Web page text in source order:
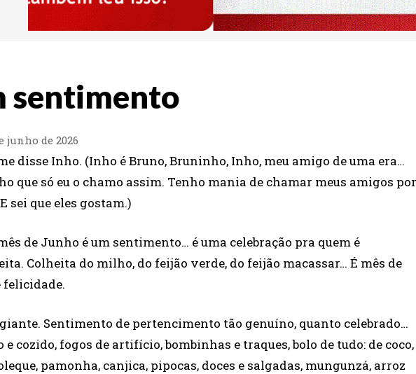
sentimento
junho de 2026
disse Inho. (Inho é Bruno, Bruninho, Inho, meu amigo de uma era…
que só eu o chamo assim. Tenho mania de chamar meus amigos por
sei que eles gostam.)
de Junho é um sentimento… é uma celebração pra quem é
Colheita do milho, do feijão verde, do feijão macassar… É mês de
felicidade.
Sentimento de pertencimento tão genuíno, quanto celebrado…
cozido, fogos de artifício, bombinhas e traques, bolo de tudo: de coco,
pamonha, canjica, pipocas, doces e salgadas, mungunzá, arroz